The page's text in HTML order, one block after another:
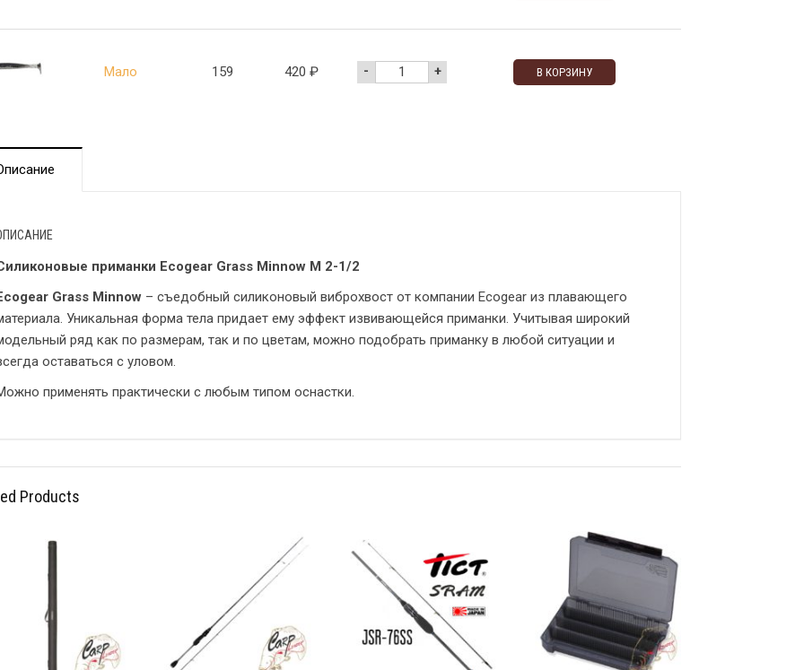
Мало 159 420 ₽ - + В КОРЗИНУ
приманки Ecogear Grass Minnow M 2-1/2
Grass Minnow – съедобный силиконовый виброхвост от компании Ecogear из плавающего
Уникальная форма тела придает ему эффект извивающейся приманки. Учитывая широкий
ряд как по размерам, так и по цветам, можно подобрать приманку в любой ситуации и
оставаться с уловом.
применять практически с любым типом оснастки.
Products